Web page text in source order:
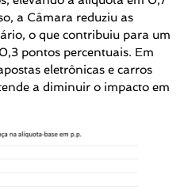
a Câmara reduziu as
o que contribuiu para um
pontos percentuais. Em
eletrônicas e carros
a diminuir o impacto em